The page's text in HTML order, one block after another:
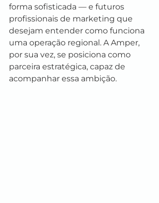
forma sofisticada — e futuros
profissionais de marketing que
desejam entender como funciona
uma operação regional. A Amper,
por sua vez, se posiciona como
parceira estratégica, capaz de
acompanhar essa ambição.